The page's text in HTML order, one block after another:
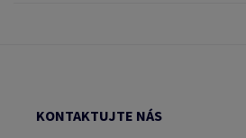
KONTAKTUJTE NÁS